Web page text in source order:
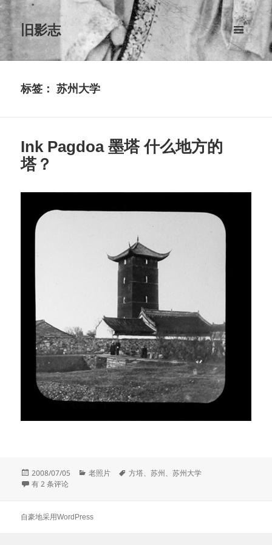
旧影志
菜单和
挂件
标签：苏州大学
Ink Pagdoa 墨塔 什么地方的
塔？
发
布
2008/07/05
分
老照片
标
方塔、苏州 、苏州大学
Ink Pagdoa 墨塔 什么地方的塔？
有 2 条评论
自豪地采用WordPress